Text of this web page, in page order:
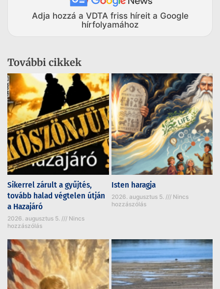
Adja hozzá a VDTA friss híreit a Google
hírfolyamához
További cikkek
Sikerrel zárult a gyűjtés,
tovább halad végtelen útján
a Hazajáró
2026. augusztus 5.
Nincs
hozzászólás
Isten haragja
2026. augusztus 5.
Nincs
hozzászólás